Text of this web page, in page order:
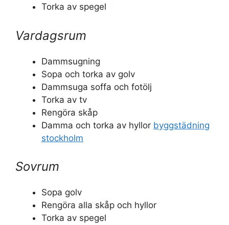
Torka av spegel
Vardagsrum
Dammsugning
Sopa och torka av golv
Dammsuga soffa och fotölj
Torka av tv
Rengöra skåp
Damma och torka av hyllor byggstädning
stockholm
Sovrum
Sopa golv
Rengöra alla skåp och hyllor
Torka av spegel